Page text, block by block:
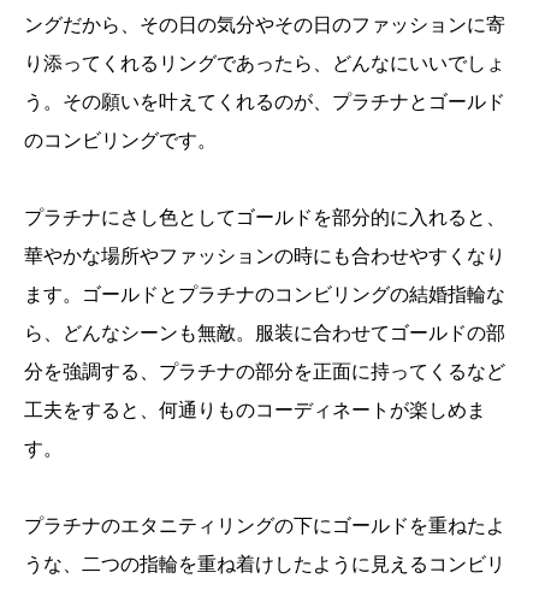
ングだから、その日の気分やその日のファッションに寄
り添ってくれるリングであったら、どんなにいいでしょ
う。その願いを叶えてくれるのが、プラチナとゴールド
のコンビリングです。
プラチナにさし色としてゴールドを部分的に入れると、
華やかな場所やファッションの時にも合わせやすくなり
ます。ゴールドとプラチナのコンビリングの結婚指輪な
ら、どんなシーンも無敵。服装に合わせてゴールドの部
分を強調する、プラチナの部分を正面に持ってくるなど
工夫をすると、何通りものコーディネートが楽しめま
す。
プラチナのエタニティリングの下にゴールドを重ねたよ
うな、二つの指輪を重ね着けしたように見えるコンビリ